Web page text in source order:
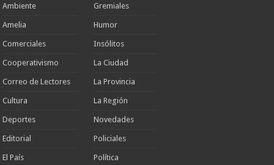
Ambiente
Amelia
Comerciales
Cooperativismo
Correo de Lectores
Cultura
Deportes
Editorial
El País
Gremiales
Humor
Insólitos
La Ciudad
La Provincia
La Región
Novedades
Policiales
Política